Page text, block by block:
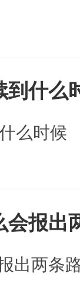
到什么
么时候
会报出
出两条